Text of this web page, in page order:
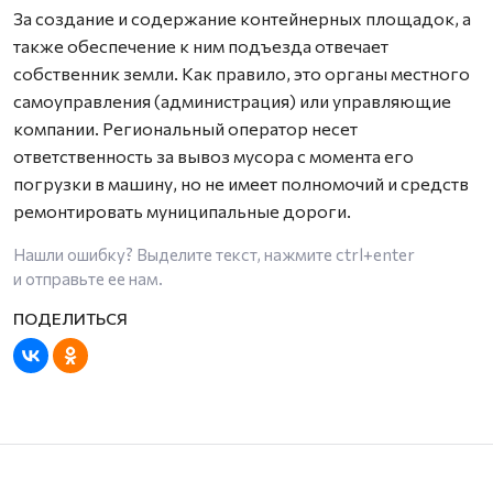
За создание и содержание контейнерных площадок, а
также обеспечение к ним подъезда отвечает
собственник земли. Как правило, это органы местного
самоуправления (администрация) или управляющие
компании. Региональный оператор несет
ответственность за вывоз мусора с момента его
погрузки в машину, но не имеет полномочий и средств
ремонтировать муниципальные дороги.
Нашли ошибку? Выделите текст, нажмите ctrl+enter
и отправьте ее нам.